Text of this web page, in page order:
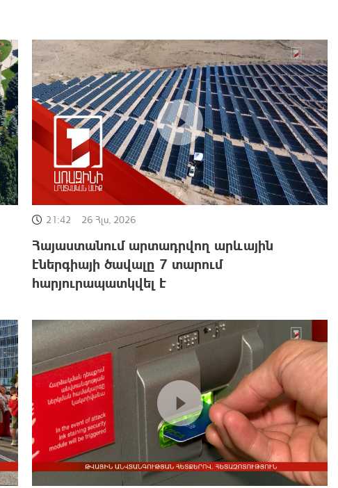
21:42 26 Հլս, 2026
Հայաստանում արտադրվող արևային
էներգիայի ծավալը 7 տարում
հարյուրապատկվել է